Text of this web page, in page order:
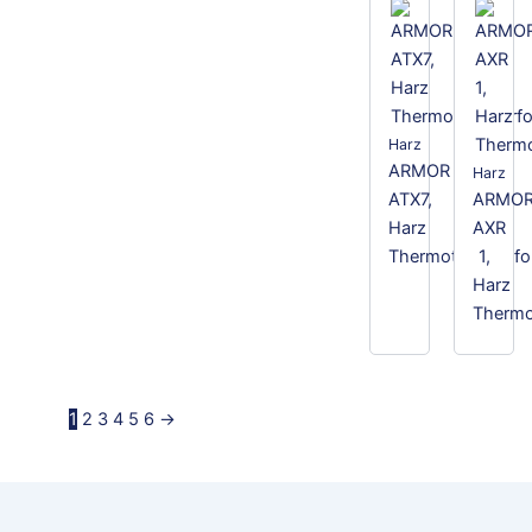
Harz
ARMOR
ATX7,
Harz
Harz
AXR
1,
Harz
1 2 3 4 5 6 →